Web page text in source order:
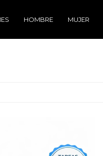
HOMBRE MUJER